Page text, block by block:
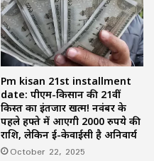
Pm kisan 21st installment
date: पीएम-किसान की 21वीं
किस्त का इंतजार खत्म! नवंबर के
पहले हफ्ते में आएगी 2000 रुपये की
राशि, लेकिन ई-केवाईसी है अनिवार्य
October 22, 2025